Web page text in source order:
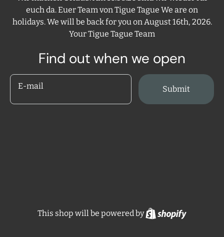
euch da. Euer Team von Tigue Tague We are on
holidays. We will be back for you on August 16th, 2026.
Your Tigue Tague Team
Find out when we open
E-mail Submit
This shop will be powered by Shopify